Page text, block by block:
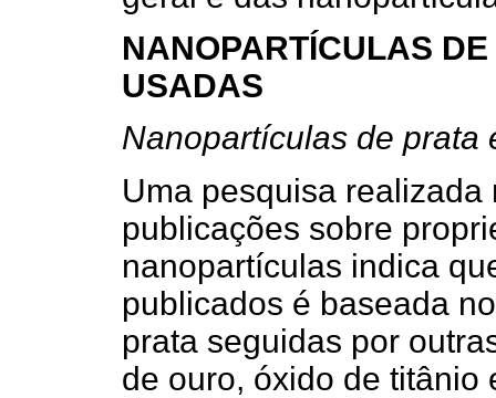
NANOPARTÍCULAS
USADAS
Nanopartículas de prata
Uma pesquisa
publicações sobre
nanopartículas indica
publicados é baseada
prata seguidas por
de ouro, óxido de titânio